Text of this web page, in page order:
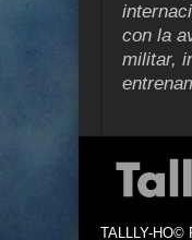
con la
militar,
TALLLY-HO©